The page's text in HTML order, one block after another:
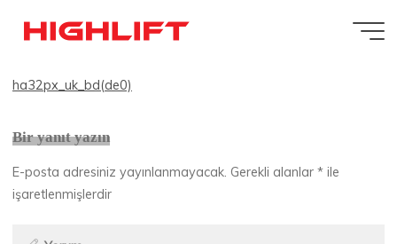
ha32px_uk_bd(de0)
ha32px_uk_bd(de0)
Bir yanıt yazın
E-posta adresiniz yayınlanmayacak. Gerekli alanlar* ile
işaretlenmişlerdir